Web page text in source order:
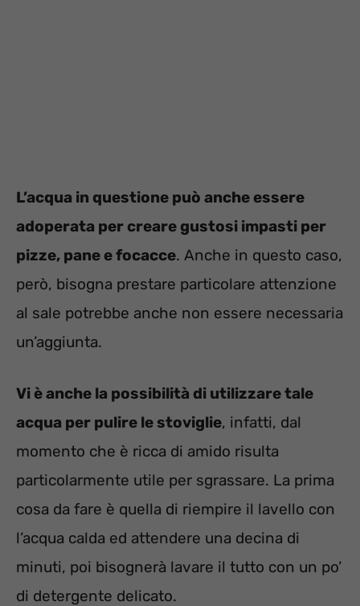
L’acqua in questione può anche essere
adoperata per creare gustosi impasti per
pizze, pane e focacce. Anche in questo caso,
però, bisogna prestare particolare attenzione
al sale potrebbe anche non essere necessaria
un’aggiunta.
Vi è anche la possibilità di utilizzare tale
acqua per pulire le stoviglie, infatti, dal
momento che è ricca di amido risulta
particolarmente utile per sgrassare. La prima
cosa da fare è quella di riempire il lavello con
l’acqua calda ed attendere una decina di
minuti, poi bisognerà lavare il tutto con un po’
di detergente delicato.